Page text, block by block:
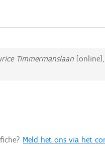
Timmermanslaan [online],
Meld het ons via het